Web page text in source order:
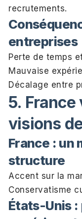
recrutements.
entreprises
Perte de temps
Mauvaise
Décalage entre
5. France
visions
France : un
structure
Accent sur la
Conservatisme
États-Unis